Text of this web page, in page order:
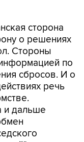
Стороны
по
сбросов. И о
речь
и дальше
-